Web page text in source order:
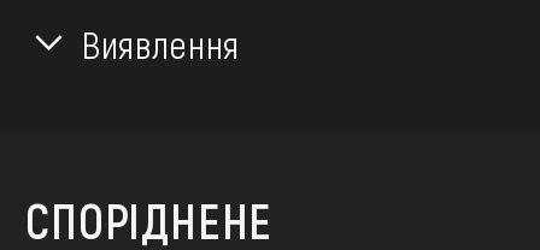
Виявлення
СПОРІДНЕНЕ